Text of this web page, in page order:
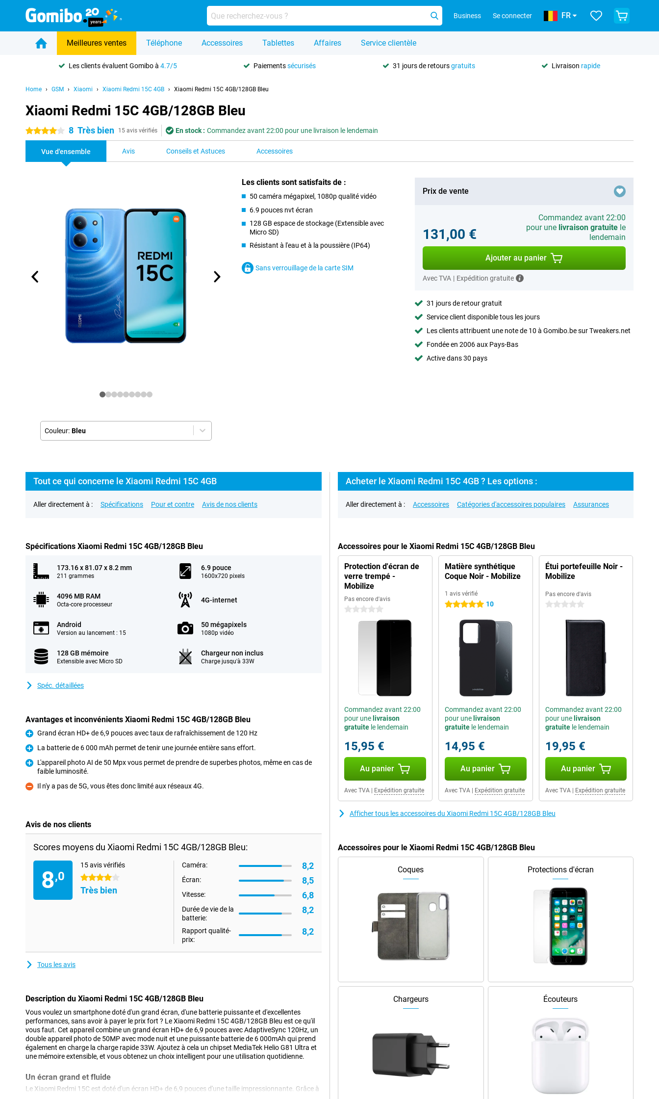
Business Se connecter FR
Meilleures ventes Téléphone Accessoires Tablettes Affaires Service clientèle
Les clients évaluent Gomibo à4.7/5 Paiementssécurisés 31 jours de retoursgratuits Livraison rapide
Home GSM Xiaomi Xiaomi Redmi 15C 4GB Xiaomi Redmi 15C 4GB/128GB Bleu
Xiaomi Redmi 15C 4GB/128GB Bleu
4 étoiles 8 Très bien 15 avis vérifiés En stock : Commandez avant 22:00 pour une livraison le lendemain
Vue d'ensemble Avis Conseils et Astuces Accessoires
Couleur: Bleu
Les clients sont satisfaits de :
50 caméra mégapixel, 1080p qualité vidéo
6.9 pouces nvt écran
128 GB espace de stockage (Extensible avec
Micro SD)
Résistant à l'eau et à la poussière (IP64)
Sans verrouillage de la carte SIM
Prix de vente
131,00 €
Commandez avant 22:00
pour une livraison gratuitele
lendemain
Ajouter au panier
Avec TVA | Expédition gratuite
31 jours de retour gratuit
Service client disponible tous les jours
Les clients attribuent une note de 10 à Gomibo.be sur Tweakers.net
Fondée en 2006 aux Pays-Bas
Active dans 30 pays
Tout ce qui concerne le Xiaomi Redmi 15C 4GB
Aller directement à : Spécifications Pour et contre Avis de nos clients
Spécifications Xiaomi Redmi 15C 4GB/128GB Bleu
173.16 x 81.07 x 8.2 mm
211 grammes
6.9 pouce
1600x720 pixels
4096 MB RAM
Octa-core processeur
4G-internet
Android
Version au lancement : 15
50 mégapixels
1080p vidéo
128 GB mémoire
Extensible avec Micro SD
Chargeur non inclus
Charge jusqu'à 33W
Spéc. détaillées
Avantages et inconvénients Xiaomi Redmi 15C 4GB/128GB Bleu
Pour
Grand écran HD+ de 6,9 pouces avec taux de rafraîchissement de 120 Hz
Pour
La batterie de 6 000 mAh permet de tenir une journée entière sans effort.
Pour
L'appareil photo AI de 50 Mpx vous permet de prendre de superbes photos, même en cas de
faible luminosité.
Contre
Il n'y a pas de 5G, vous êtes donc limité aux réseaux 4G.
Avis de nos clients
Scores moyens du Xiaomi Redmi 15C 4GB/128GB Bleu:
8,0
15 avis vérifiés
4 étoiles
Très bien
Caméra: 8,2
Écran: 8,5
Vitesse: 6,8
Durée de vie de la
batterie:
8,2
Rapport qualité-
prix:
8,2
Tous les avis
Description du Xiaomi Redmi 15C 4GB/128GB Bleu
Vous voulez un smartphone doté d'un grand écran, d'une batterie puissante et d'excellentes
performances, sans avoir à payer le prix fort ? Le Xiaomi Redmi 15C 4GB/128GB Bleu est ce qu'il
vous faut. Cet appareil combine un grand écran HD+ de 6,9 pouces avec AdaptiveSync 120Hz, un
double appareil photo de 50MP avec mode nuit et une puissante batterie de 6 000mAh qui prend
également en charge la charge rapide 33W. Ajoutez à cela un chipset MediaTek Helio G81 Ultra et
une mémoire extensible, et vous obtenez un choix intelligent pour une utilisation quotidienne.
Un écran grand et fluide
Le Xiaomi Redmi 15C est doté d'un écran HD+ de 6,9 pouces d'une taille impressionnante. Grâce à
Acheter le Xiaomi Redmi 15C 4GB ? Les options :
Aller directement à : Accessoires Catégories d'accessoires populaires Assurances
Accessoires pour le Xiaomi Redmi 15C 4GB/128GB Bleu
Protection d'écran de
verre trempé -
Mobilize
Pas encore d'avis
0 étoiles
Commandez avant 22:00
pour une livraison
gratuite le lendemain
15,95 €
Au panier
Avec TVA Expédition gratuite
Matière synthétique
Coque Noir - Mobilize
1 avis vérifié
5 étoiles 10
Commandez avant 22:00
pour une livraison
gratuitele lendemain
14,95 €
Au panier
Avec TVA| Expédition gratuite
Étui portefeuille Noir -
Mobilize
Pas encore d'avis
0 étoiles
Commandez avant 22:00
pour une livraison
gratuitele lendemain
19,95 €
Au panier
Avec TVA| Expédition gratuite
Afficher tous les accessoires du Xiaomi Redmi 15C 4GB/128GB Bleu
Accessoires pour le Xiaomi Redmi 15C 4GB/128GB Bleu
Coques Protections d'écran
Chargeurs Écouteurs